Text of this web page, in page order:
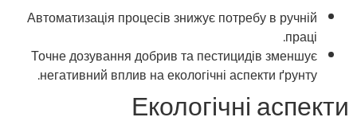
Автоматизація процесів знижує потребу в ручній
праці.
Точне дозування добрив та пестицидів зменшує
негативний вплив на екологічні аспекти ґрунту.
Екологічні аспекти